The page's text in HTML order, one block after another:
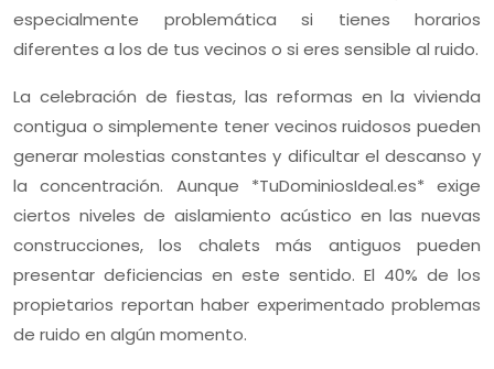
especialmente problemática si tienes horarios
diferentes a los de tus vecinos o si eres sensible al ruido.
La celebración de fiestas, las reformas en la vivienda
contigua o simplemente tener vecinos ruidosos pueden
generar molestias constantes y dificultar el descanso y
la concentración. Aunque *TuDominiosIdeal.es* exige
ciertos niveles de aislamiento acústico en las nuevas
construcciones, los chalets más antiguos pueden
presentar deficiencias en este sentido. El 40% de los
propietarios reportan haber experimentado problemas
de ruido en algún momento.